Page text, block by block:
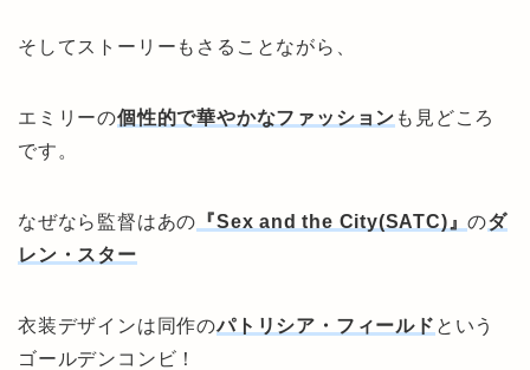
そしてストーリーもさることながら、
エミリーの個性的で華やかなファッション も見どころ
です。
なぜなら監督はあの 『Sex and the City(SATC)』のダ
レン・スター
衣装デザインは同作のパトリシア・フィールド という
ゴールデンコンビ！